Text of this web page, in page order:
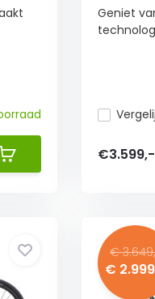
Geniet
€3.599,-
€
€